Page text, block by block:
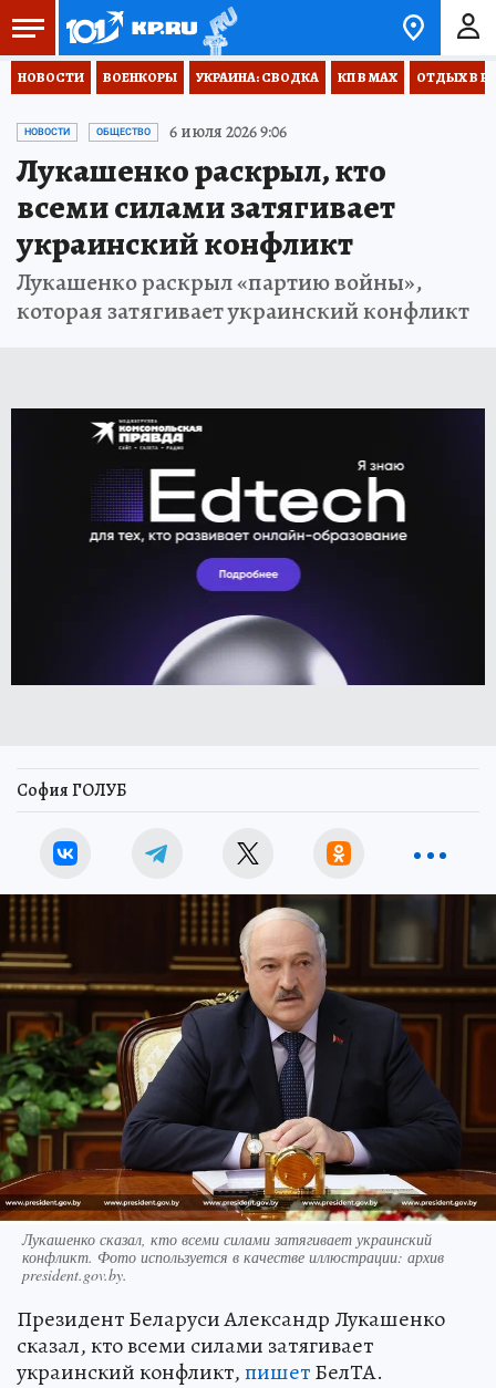
НОВОСТИ ВОЕНКОРЫ УКРАИНА: СВОДКА КП В МАХ ОТДЫХ В
НОВОСТИ ОБЩЕСТВО 6 июля 2026 9:06
Лукашенко раскрыл, кто
всеми силами затягивает
украинский конфликт
Лукашенко раскрыл «партию войны»,
которая затягивает украинский конфликт
София ГОЛУБ
Лукашенко сказал, кто всеми силами затягивает украинский
конфликт. Фото используется в качестве иллюстрации: архив
president.gov.by.
Президент Беларуси Александр Лукашенко
сказал, кто всеми силами затягивает
украинский конфликт,пишетБелТА.